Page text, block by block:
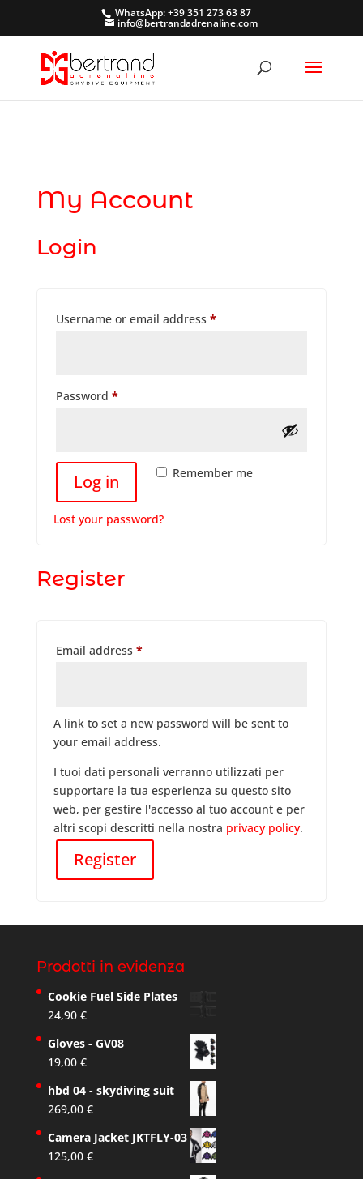
WhatsApp: +39 351 273 63 87
info@bertrandadrenaline.com
My Account
Login
Username or email address *Required
Password *Required
Remember me
Log in
Lost your password?
Register
Email address *Required
A link to set a new password will be sent to
your email address.
I tuoi dati personali verranno utilizzati per
supportare la tua esperienza su questo sito
web, per gestire l'accesso al tuo account e per
altri scopi descritti nella nostra privacy policy.
Register
Prodotti in evidenza
Cookie Fuel Side Plates
24,90 €
Gloves - GV08
19,00 €
hbd 04 - skydiving suit
269,00 €
Camera Jacket JKTFLY-03
125,00 €